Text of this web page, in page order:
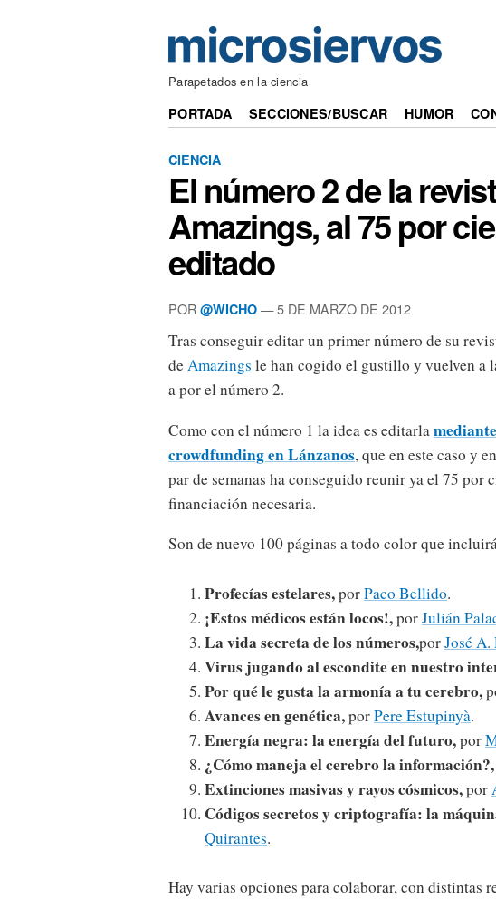
Parapetados en la ciencia
PORTADA SECCIONES/BUSCAR HUMOR
CIENCIA
El número 2 de la
Amazings, al 75 por
editado
POR @WICHO — 5 DE MARZO DE 2012
Tras conseguir editar un primer número de su
deAmazings le han cogido el gustillo y vuelven a
a por el número 2.
Como con el número 1 la idea es editarla mediante
crowdfunding en Lánzanos, que en este caso y
par de semanas ha conseguido reunir ya el 75 por
financiación necesaria.
Son de nuevo 100 páginas a todo color que
Profecías estelares,porPaco Bellido.
¡Estos médicos están locos!,porJulián
La vida secreta de los números,porJosé A.
Virus jugando al escondite en nuestro
Por qué le gusta la armonía a tu cerebro,
Avances en genética,porPere Estupinyà.
Energía negra: la energía del futuro,por
¿Cómo maneja el cerebro la información?,
Extinciones masivas y rayos cósmicos,por
Códigos secretos y criptografía: la
Quirantes.
Hay varias opciones para colaborar, con distintas